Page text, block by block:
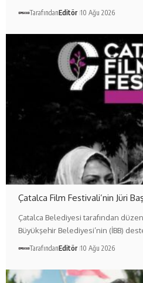
TarafındanEditör 10 Ağu 2026
Çatalca Film Festivali’nin Jüri
Çatalca Belediyesi tarafından
Büyükşehir Belediyesi’nin (İBB)
TarafındanEditör 10 Ağu 2026